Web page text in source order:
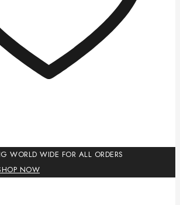
WORLD WIDE FOR ALL ORDERS
NOW